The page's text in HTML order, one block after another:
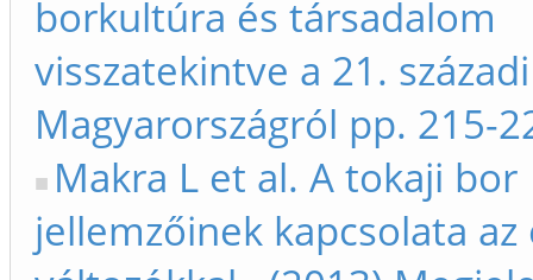
borkultúra és társadalom
visszatekintve a 21. századi
Magyarországról pp. 215-
Makra L et al. A tokaji bor
jellemzőinek kapcsolata az